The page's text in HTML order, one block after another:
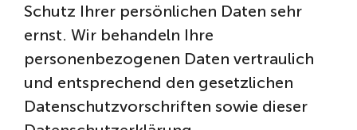
Schutz Ihrer persönlichen Daten sehr
ernst. Wir behandeln Ihre
personenbezogenen Daten vertraulich
und entsprechend den gesetzlichen
Datenschutzvorschriften sowie dieser